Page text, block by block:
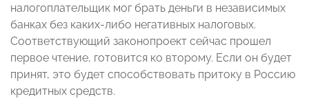
налогоплательщик мог брать деньги в независимых
банках без каких-либо негативных налоговых.
Соответствующий законопроект сейчас прошел
первое чтение, готовится ко второму. Если он будет
принят, это будет способствовать притоку в Россию
кредитных средств.